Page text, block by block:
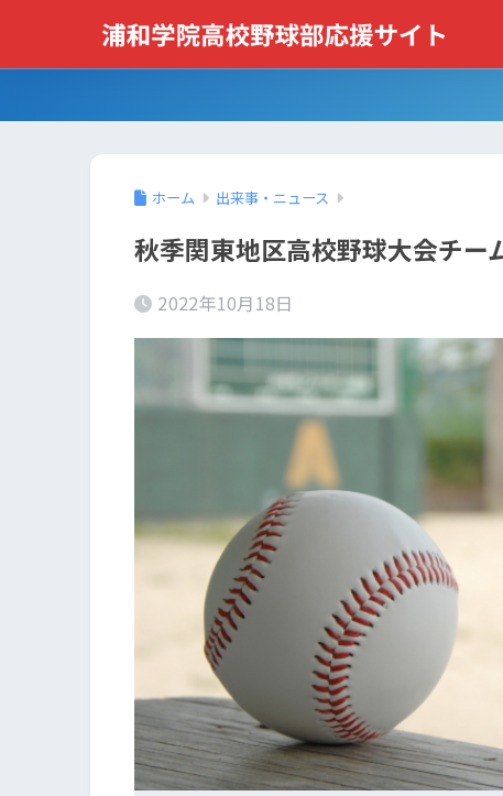
ホーム 出来事・ニュース
秋季関東地区高校野球大会チ
2022年10月18日